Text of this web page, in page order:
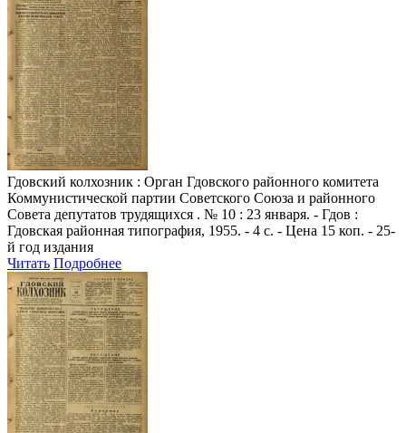
Гдовский колхозник : Орган Гдовского районного комитета
Коммунистической партии Советского Союза и районного
Совета депутатов трудящихся . № 10 : 23 января. - Гдов :
Гдовская районная типография, 1955. - 4 с. - Цена 15 коп. - 25-
й год издания
Читать Подробнее